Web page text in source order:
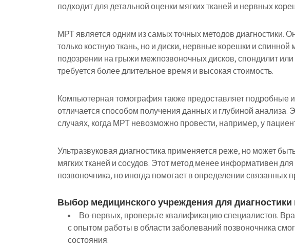
подходит для детальной оценки мягких тканей и нервных
МРТ является одним из самых точных методов диагностики.
только костную ткань, но и диски, нервные корешки и
подозрении на грыжи межпозвоночных дисков, спондилит
требуется более длительное время и высокая стоимость.
Компьютерная томография также предоставляет подробные
отличается способом получения данных и глубиной анализа.
случаях, когда МРТ невозможно провести, например, у
Ультразвуковая диагностика применяется реже, но может
мягких тканей и сосудов. Этот метод менее информативен
позвоночника, но иногда помогает в определении связанных
Выбор медицинского учреждения для диагностики
Во-первых, проверьте квалификацию специалистов.
с опытом работы в области заболеваний позвоночника
состояния.